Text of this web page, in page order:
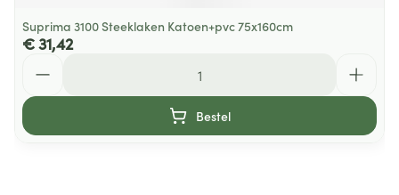
Suprima 3100 Steeklaken Katoen+pvc 75x160cm
€ 31,42
Bestel